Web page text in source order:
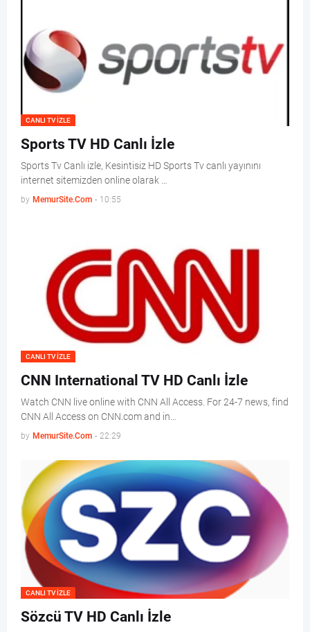
CANLI TV IZLE
Sports TV HD Canlı İzle
Sports Tv Canlı izle, Kesintisiz HD Sports Tv canlı yayınını
internet sitemizden online olarak …
by MemurSite.Com - 10:55
CANLI TV IZLE
CNN International TV HD Canlı İzle
Watch CNN live online with CNN All Access. For 24-7 news, find
CNN All Access on CNN.com and in…
by MemurSite.Com - 22:29
CANLI TV IZLE
Sözcü TV HD Canlı İzle